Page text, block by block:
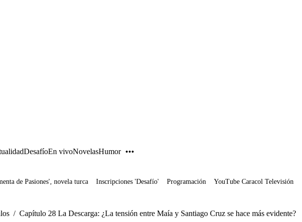
DesafíoEn vivoNovelasHumor
de Pasiones', novela turca Inscripciones 'Desafío' Programación YouTube Caracol Televisión
/ Capítulo 28 La Descarga: ¿La tensión entre Maía y Santiago Cruz se hace más evidente?